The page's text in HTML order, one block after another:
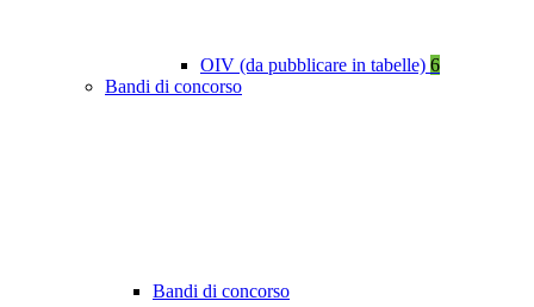
OIV (da pubblicare in tabelle) 6
Bandi di concorso
Bandi di concorso